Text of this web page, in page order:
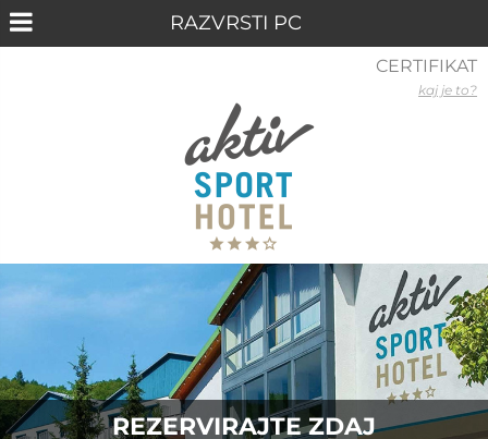
REZERVIRAJTE ZDAJ
CERTIFIKAT
kaj je to?